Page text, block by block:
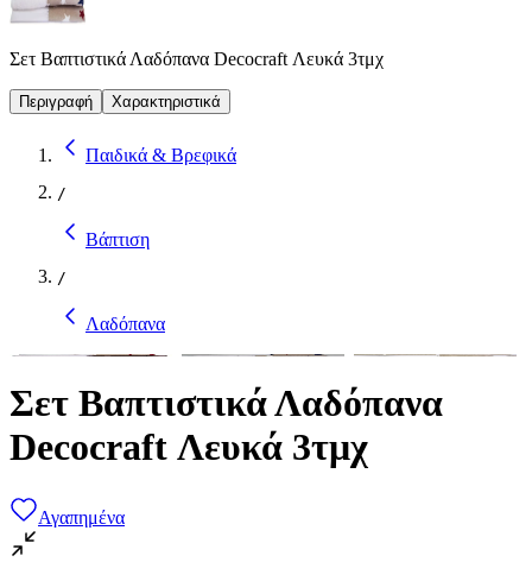
Σετ Βαπτιστικά Λαδόπανα Decocraft Λευκά 3τμχ
Περιγραφή Χαρακτηριστικά
Παιδικά & Βρεφικά
/
Βάπτιση
/
Λαδόπανα
Σετ Βαπτιστικά Λαδόπανα
Decocraft Λευκά 3τμχ
Αγαπημένα